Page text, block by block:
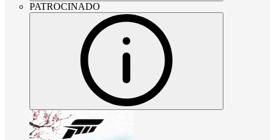
PATROCINADO